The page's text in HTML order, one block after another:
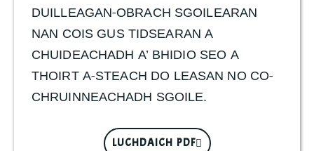
DUILLEAGAN-OBRACH SGOILEARAN
NAN COIS GUS TIDSEARAN A
CHUIDEACHADH A’ BHIDIO SEO A
THOIRT A-STEACH DO LEASAN NO CO-
CHRUINNEACHADH SGOILE.
LUCHDAICH PDF